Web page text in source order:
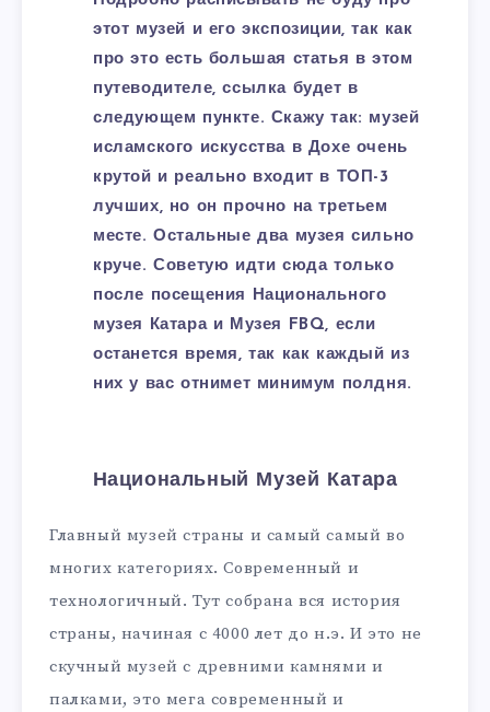
этот музей и его экспозиции, так как
про это есть большая статья в этом
путеводителе, ссылка будет в
следующем пункте. Скажу так: музей
исламского искусства в Дохе очень
крутой и реально входит в ТОП-3
лучших, но он прочно на третьем
месте. Остальные два музея сильно
круче. Советую идти сюда только
после посещения Национального
музея Катара и Музея FBQ, если
останется время, так как каждый из
них у вас отнимет минимум полдня.
Национальный Музей Катара
Главный музей страны и самый самый во
многих категориях. Современный и
технологичный. Тут собрана вся история
страны, начиная с 4000 лет до н.э. И это не
скучный музей с древними камнями и
палками, это мега современный и